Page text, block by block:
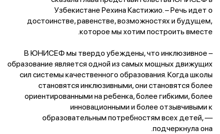
Узбекистане Рехина Кастижио. – Речь идет о
достоинстве, равенстве, возможностях и будущем,
которое мы хотим построить вместе.
– В ЮНИСЕФ мы твердо убеждены, что инклюзивное
образование является одной из самых мощных движущих
сил системы качественного образования. Когда школы
становятся инклюзивными, они становятся более
ориентированными на ребенка, более гибкими, более
инновационными и более отзывчивыми к
образовательным потребностям всех детей, —
подчеркнула она.